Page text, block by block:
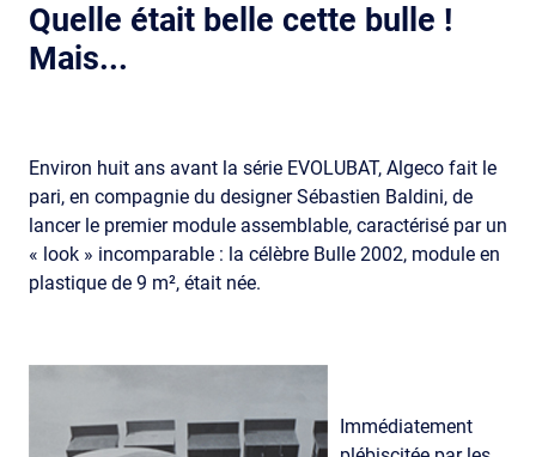
Quelle était belle cette bulle !
Mais...
Environ huit ans avant la série EVOLUBAT, Algeco fait le
pari, en compagnie du designer Sébastien Baldini, de
lancer le premier module assemblable, caractérisé par un
« look » incomparable : la célèbre Bulle 2002, module en
plastique de 9 m², était née.
Immédiatement